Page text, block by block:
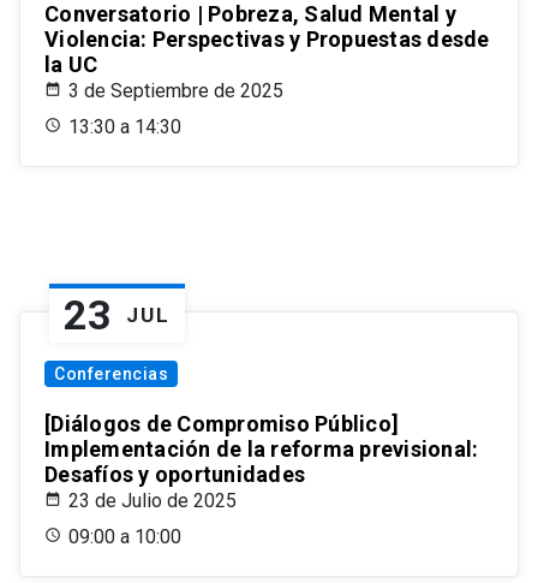
Conversatorio | Pobreza, Salud Mental y
Violencia: Perspectivas y Propuestas desde
la UC
3 de Septiembre de 2025
13:30 a 14:30
23 JUL
Conferencias
[Diálogos de Compromiso Público]
Implementación de la reforma previsional:
Desafíos y oportunidades
23 de Julio de 2025
09:00 a 10:00